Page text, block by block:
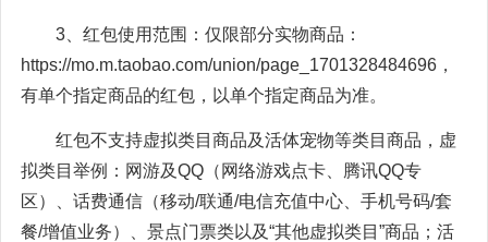
3、红包使用范围：仅限部分实物商品：
https://mo.m.taobao.com/union/page_1701328484696，
有单个指定商品的红包，以单个指定商品为准。
红包不支持虚拟类目商品及活体宠物等类目商品，虚
拟类目举例：网游及QQ（网络游戏点卡、腾讯QQ专
区）、话费通信（移动/联通/电信充值中心、手机号码/套
餐/增值业务）、景点门票类以及“其他虚拟类目”商品；活